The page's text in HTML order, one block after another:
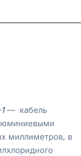
— кабель
миллиметров, в